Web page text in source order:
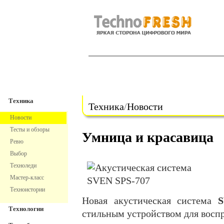
Техника
Новости
Тесты и обзоры
Ревю
Выбор
Техноледи
Мастер-класс
Техноистории
Технологии
Техника/Новости
Умница и красавица
Новая акустическая система
стильным устройством для